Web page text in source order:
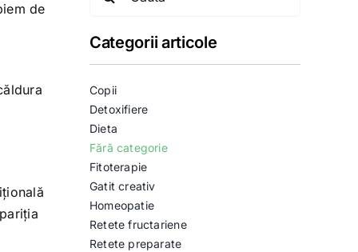
de
Categorii articole
Copii
Detoxifiere
Dieta
Fără categorie
Fitoterapie
Gatit creativ
Homeopatie
Retete fructariene
Retete preparate